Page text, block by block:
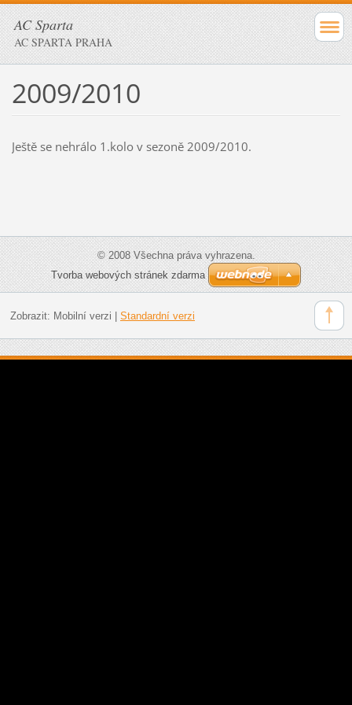
AC Sparta
AC SPARTA PRAHA
2009/2010
Ještě se nehrálo 1.kolo v sezoně 2009/2010.
© 2008 Všechna práva vyhrazena.
Tvorba webových stránek zdarma
Zobrazit: Mobilní verzi Standardní verzi